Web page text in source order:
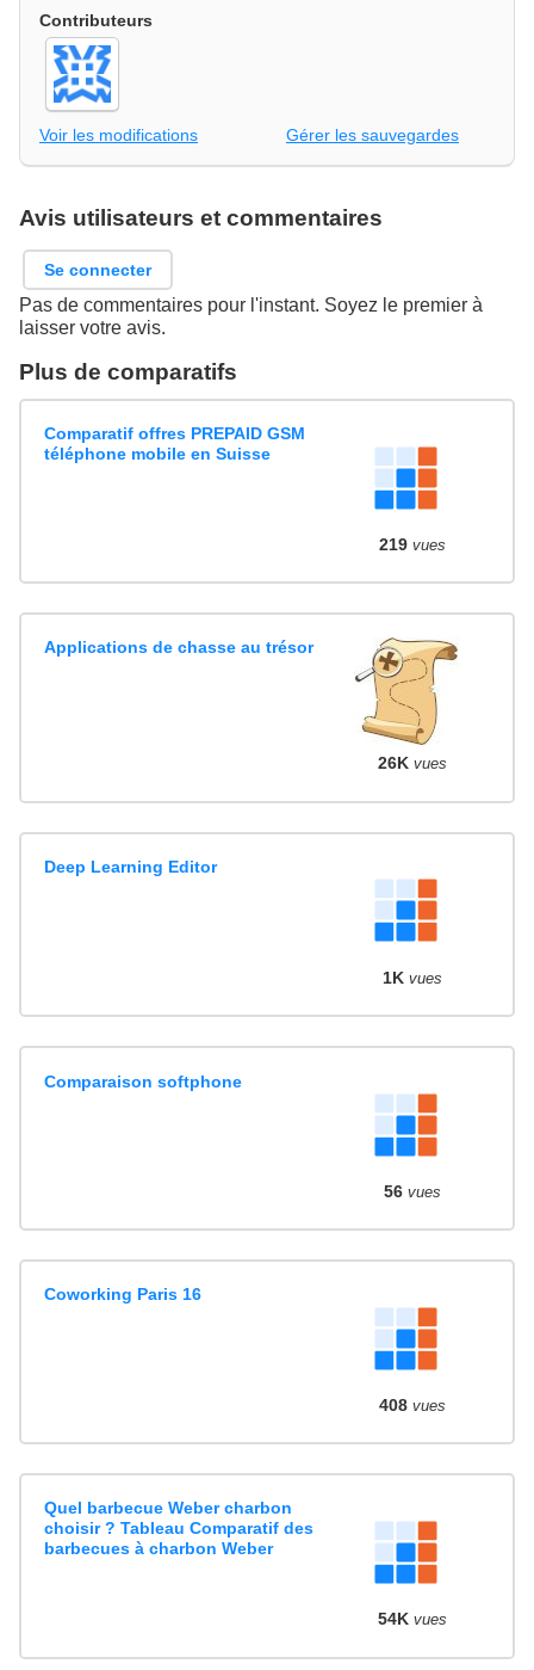
Contributeurs
Voir les modifications Gérer les sauvegardes
Avis utilisateurs et commentaires
Se connecter
Pas de commentaires pour l'instant. Soyez le premier à
laisser votre avis.
Plus de comparatifs
Comparatif offres PREPAID GSM
téléphone mobile en Suisse
219 vues
Applications de chasse au trésor
26K vues
Deep Learning Editor
1K vues
Comparaison softphone
56 vues
Coworking Paris 16
408 vues
Quel barbecue Weber charbon
choisir ? Tableau Comparatif des
barbecues à charbon Weber
54K vues